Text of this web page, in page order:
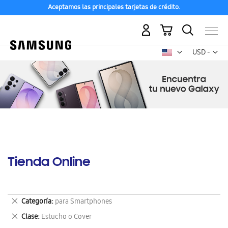
Aceptamos las principales tarjetas de crédito.
USD -
dólar
Mi carrito
Tienda Online
Categoría para Smartphones
Eliminar
este
artículo
Clase Estucho o Cover
Eliminar